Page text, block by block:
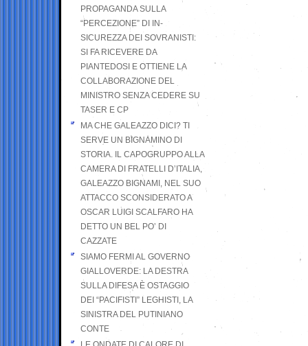
PROPAGANDA SULLA
“PERCEZIONE” DI IN-
SICUREZZA DEI SOVRANISTI:
SI FA RICEVERE DA
PIANTEDOSI E OTTIENE LA
COLLABORAZIONE DEL
MINISTRO SENZA CEDERE SU
TASER E CP
MA CHE GALEAZZO DICI? TI
SERVE UN BIGNAMINO DI
STORIA. IL CAPOGRUPPO ALLA
CAMERA DI FRATELLI D’ITALIA,
GALEAZZO BIGNAMI, NEL SUO
ATTACCO SCONSIDERATO A
OSCAR LUIGI SCALFARO HA
DETTO UN BEL PO’ DI
CAZZATE
SIAMO FERMI AL GOVERNO
GIALLOVERDE: LA DESTRA
SULLA DIFESA È OSTAGGIO
DEI “PACIFISTI” LEGHISTI, LA
SINISTRA DEL PUTINIANO
CONTE